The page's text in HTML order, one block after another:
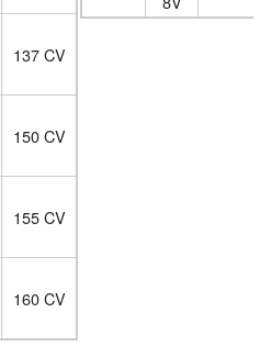
137 CV
150 CV
155 CV
160 CV